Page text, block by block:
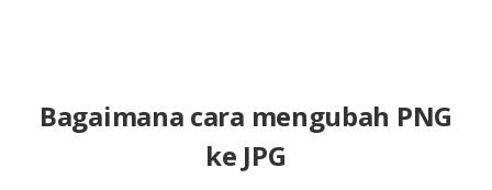
Bagaimana cara mengubah PNG
ke JPG